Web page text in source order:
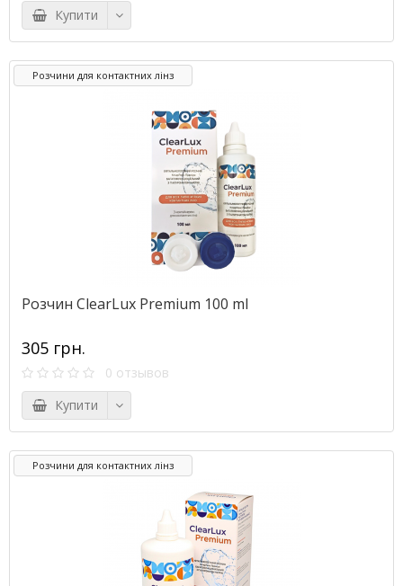
Купити
Розчини для контактних лінз
Розчин ClearLux Premium 100 ml
305 грн.
0 отзывов
Купити
Розчини для контактних лінз